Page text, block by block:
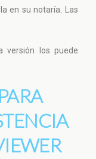
en su notaría. Las
versión los puede